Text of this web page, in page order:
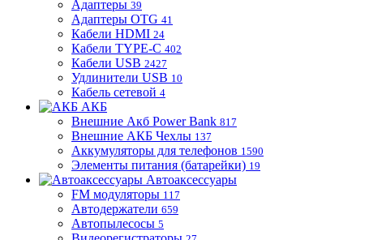
Адаптеры 39
Адаптеры OTG 41
Кабели HDMI 24
Кабели TYPE-C 402
Кабели USB 2427
Удлинители USB 10
Кабель сетевой 4
АКБ
Внешние Акб Power Bank 817
Внешние АКБ Чехлы 137
Аккумуляторы для телефонов 1590
Элементы питания (батарейки) 19
Автоаксессуары
FM модуляторы 117
Автодержатели 659
Автопылесосы 5